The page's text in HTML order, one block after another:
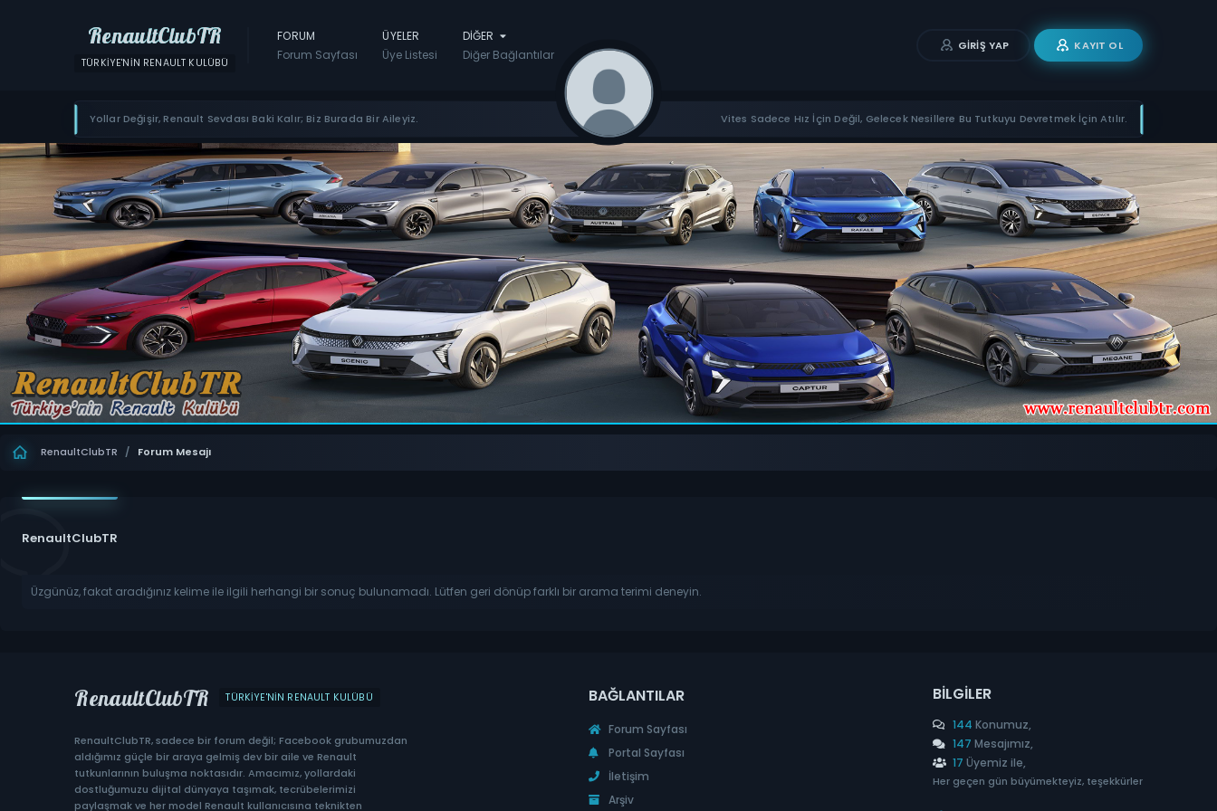
RenaultClubTR
TÜRKIYE'NIN RENAULT KULÜBÜ
FORUM
Forum Sayfası
ÜYELER
Üye Listesi
DIĞER
Diğer Bağlantılar
GIRIŞ YAP KAYIT OL
Yollar Değişir, Renault Sevdası Baki Kalır; Biz Burada Bir Aileyiz. Vites Sadece Hız İçin Değil, Gelecek Nesillere Bu Tutkuyu Devretmek İçin Atılır.
RenaultClubTR / Forum Mesajı
RenaultClubTR
Üzgünüz, fakat aradığınız kelime ile ilgili herhangi bir sonuç bulunamadı. Lütfen geri dönüp farklı bir arama terimi deneyin.
RenaultClubTR TÜRKIYE'NIN RENAULT KULÜBÜ
RenaultClubTR, sadece bir forum değil; Facebook grubumuzdan
aldığımız güçle bir araya gelmiş dev bir aile ve Renault
tutkunlarının buluşma noktasıdır. Amacımız, yollardaki
dostluğumuzu dijital dünyaya taşımak, tecrübelerimizi
paylaşmak ve her model Renault kullanıcısına teknikten
BAĞLANTILAR
Forum Sayfası
Portal Sayfası
İletişim
Arşiv
BILGILER
144 Konumuz,
147 Mesajımız,
17 Üyemiz ile,
Her geçen gün büyümekteyiz, teşekkürler